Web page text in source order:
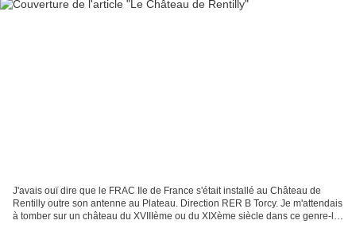
J'avais ouï dire que le FRAC Ile de France s'était installé au Château de
Rentilly outre son antenne au Plateau. Direction RER B Torcy. Je m'attendais
à tomber sur un château du XVIIIème ou du XIXème siècle dans ce genre-là